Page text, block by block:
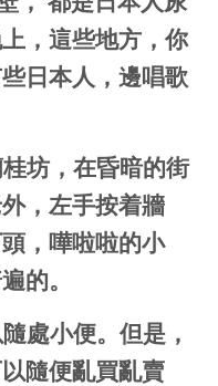
，這些地方，你
日本人，邊唱歌
坊，在昏暗的街
，左手按着牆
，嘩啦啦的小
的。
處小便。但是，
隨便亂買亂賣